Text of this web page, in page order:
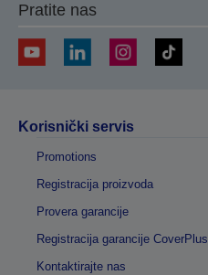
Pratite nas
Korisnički servis
Promotions
Registracija proizvoda
Provera garancije
Registracija garancije CoverPlus
Kontaktirajte nas